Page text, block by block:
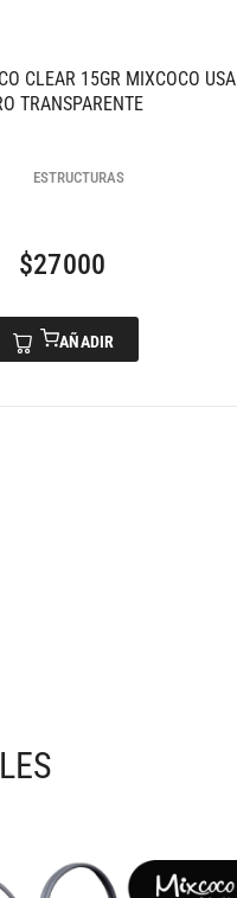
CLEAR 15GR MIXCOCO USA
TRANSPARENTE
ESTRUCTURAS
$27000
AÑADIR